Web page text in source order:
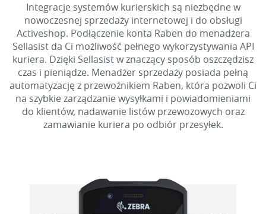
Integracje systemów kurierskich są niezbędne w
nowoczesnej sprzedaży internetowej i do obsługi
Activeshop. Podłączenie konta Raben do menadżera
Sellasist da Ci możliwość pełnego wykorzystywania API
kuriera. Dzięki Sellasist w znaczący sposób oszczędzisz
czas i pieniądze. Menadżer sprzedaży posiada pełną
automatyzację z przewoźnikiem Raben, która pozwoli Ci
na szybkie zarządzanie wysyłkami i powiadomieniami
do klientów, nadawanie listów przewozowych oraz
zamawianie kuriera po odbiór przesyłek.